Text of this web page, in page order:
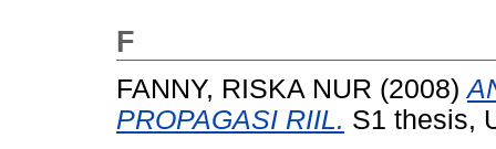
F
FANNY, RISKA NUR (2008)
PROPAGASI RIIL. S1 thesis,